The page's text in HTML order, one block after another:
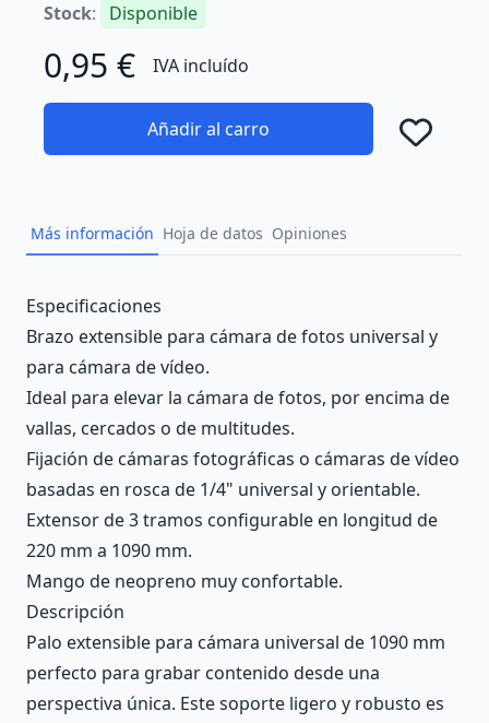
Stock: Disponible
0,95 € IVA incluído
Añadir al carro
Más información Hoja de datos Opiniones
Description
Especificaciones
Brazo extensible para cámara de fotos universal y
para cámara de vídeo.
Ideal para elevar la cámara de fotos, por encima de
vallas, cercados o de multitudes.
Fijación de cámaras fotográficas o cámaras de vídeo
basadas en rosca de 1/4" universal y orientable.
Extensor de 3 tramos configurable en longitud de
220 mm a 1090 mm.
Mango de neopreno muy confortable.
Descripción
Palo extensible para cámara universal de 1090 mm
perfecto para grabar contenido desde una
perspectiva única. Este soporte ligero y robusto es